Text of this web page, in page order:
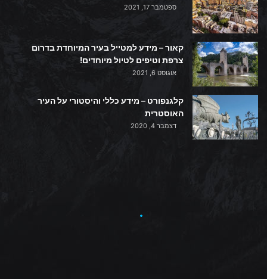
ספטמבר 17, 2021
קאור – מידע למטייל בעיר המיוחדת בדרום
צרפת וטיפים לטיול מיוחדים!
אוגוסט 6, 2021
קלגנפורט – מידע כללי והיסטורי על העיר
האוסטרית
דצמבר 4, 2020